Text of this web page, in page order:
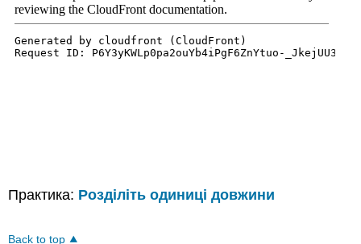
Практика: Розділіть одиниці довжини
Back to top